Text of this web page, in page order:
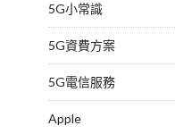
5G小常識
5G資費方案
5G電信服務
Apple